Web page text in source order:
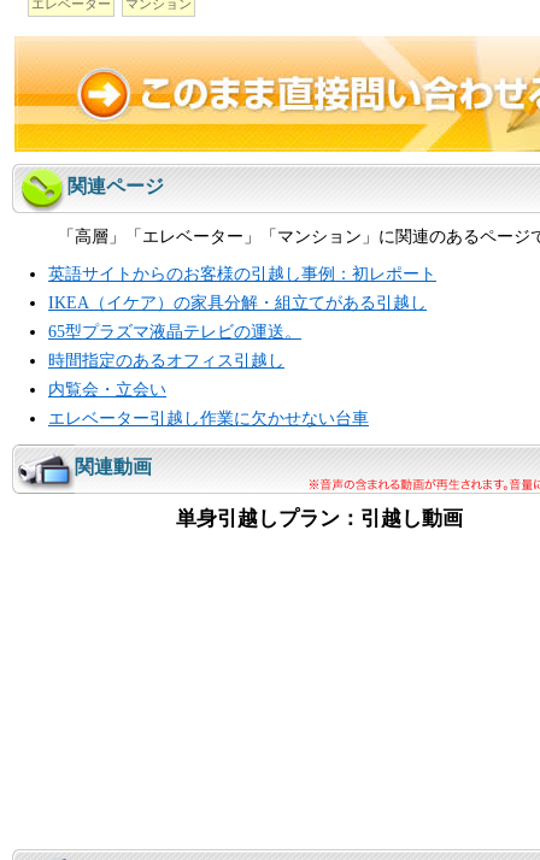
エレベーター マンション
関連ページ
「高層」「エレベーター」「マンション」に関連のあるページ
英語サイトからのお客様の引越し事例：初レポート
IKEA（イケア）の家具分解・組立てがある引越し
65型プラズマ液晶テレビの運送。
時間指定のあるオフィス引越し
内覧会・立会い
エレベーター引越し作業に欠かせない台車
関連動画
単身引越しプラン：引越し動画